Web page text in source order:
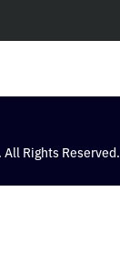
Rights Reserved.